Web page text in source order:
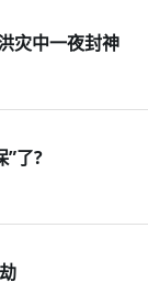
灾中一夜封神
”了?